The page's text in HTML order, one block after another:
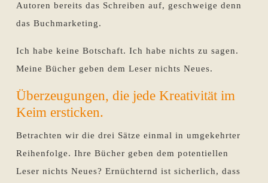
Autoren bereits das Schreiben auf, geschweige denn
das Buchmarketing.
Ich habe keine Botschaft. Ich habe nichts zu sagen.
Meine Bücher geben dem Leser nichts Neues.
Überzeugungen, die jede Kreativität im
Keim ersticken.
Betrachten wir die drei Sätze einmal in umgekehrter
Reihenfolge. Ihre Bücher geben dem potentiellen
Leser nichts Neues? Ernüchternd ist sicherlich, dass